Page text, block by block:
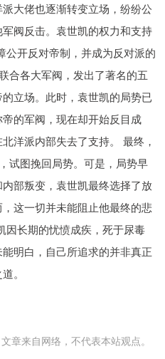
大佬也逐渐转变立场，纷纷公
阀反击。袁世凯的权力和支持
公开反对帝制，并成为反对派的
合各大军阀，发出了著名的五
立场。此时，袁世凯的局势已
的军阀，现在却开始反目成
洋派内部失去了支持。 最终，
试图挽回局势。可是，局势早
部叛变，袁世凯最终选择了放
这一切并未能阻止他最终的悲
因长期的忧愤成疾，死于尿毒
明白，自己所追求的并非真正
。
章来自网络，不代表本站观点。